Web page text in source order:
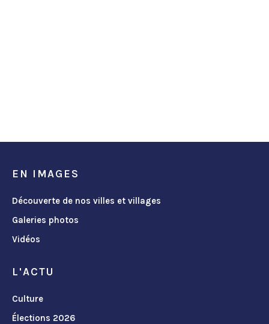
EN IMAGES
Découverte de nos villes et villages
Galeries photos
Vidéos
L'ACTU
Culture
Élections 2026